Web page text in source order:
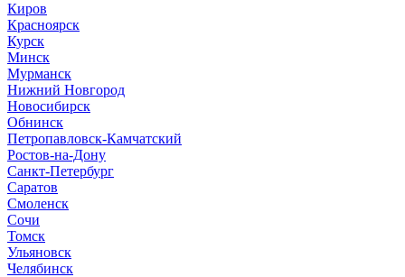
Киров
Красноярск
Курск
Минск
Мурманск
Нижний Новгород
Новосибирск
Обнинск
Петропавловск-Камчатский
Ростов-на-Дону
Санкт-Петербург
Саратов
Смоленск
Сочи
Томск
Ульяновск
Челябинск